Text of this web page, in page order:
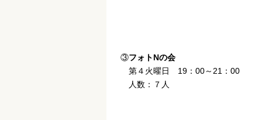
③フォトNの会
第４火曜日 19：00～21：00
人数：７人